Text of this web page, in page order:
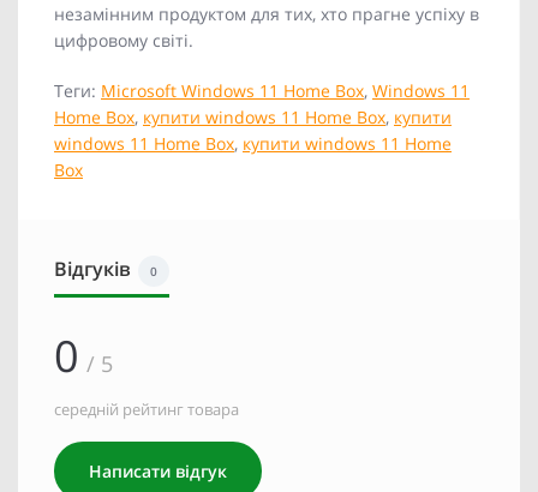
незамінним продуктом для тих, хто прагне успіху в
цифровому світі.
Теги: Microsoft Windows 11 Home Box, Windows 11
Home Box, купити windows 11 Home Box, купити
windows 11 Home Box, купити windows 11 Home
Box
Відгуків 0
0 / 5
середній рейтинг товара
Написати відгук